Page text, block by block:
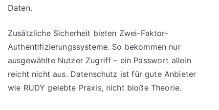
Daten.
Zusätzliche Sicherheit bieten Zwei-Faktor-
Authentifizierungssysteme. So bekommen nur
ausgewählte Nutzer Zugriff – ein Passwort allein
reicht nicht aus. Datenschutz ist für gute Anbieter
wie RUDY gelebte Praxis, nicht bloße Theorie.